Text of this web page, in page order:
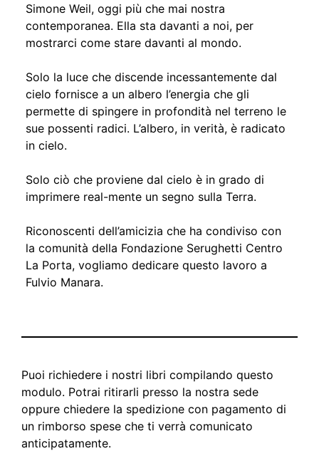
Simone Weil, oggi più che mai nostra
contemporanea. Ella sta davanti a noi, per
mostrarci come stare davanti al mondo.
Solo la luce che discende incessantemente dal
cielo fornisce a un albero l’energia che gli
permette di spingere in profondità nel terreno le
sue possenti radici. L’albero, in verità, è radicato
in cielo.
Solo ciò che proviene dal cielo è in grado di
imprimere real-mente un segno sulla Terra.
Riconoscenti dell’amicizia che ha condiviso con
la comunità della Fondazione Serughetti Centro
La Porta, vogliamo dedicare questo lavoro a
Fulvio Manara.
Puoi richiedere i nostri libri compilando questo
modulo. Potrai ritirarli presso la nostra sede
oppure chiedere la spedizione con pagamento di
un rimborso spese che ti verrà comunicato
anticipatamente.